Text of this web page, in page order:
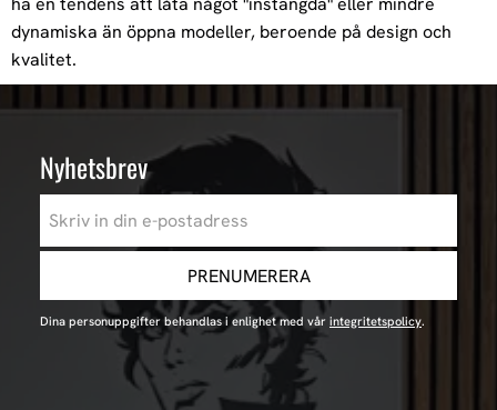
dynamiska än öppna modeller, beroende på design och
kvalitet.
Nyhetsbrev
PRENUMERERA
Dina personuppgifter behandlas i enlighet med vår integritetspolicy.